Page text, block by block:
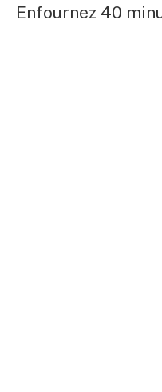
Enfournez 40